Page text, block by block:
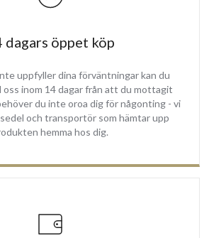
dagars öppet köp
uppfyller dina förväntningar kan du
inom 14 dagar från att du mottagit
du inte oroa dig för någonting - vi
och transportör som hämtar upp
hemma hos dig.